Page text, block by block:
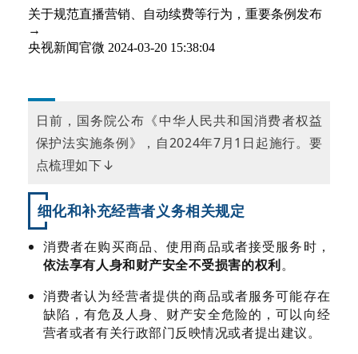
关于规范直播营销、自动续费等行为，重要条例发布
→
央视新闻官微 2024-03-20 15:38:04
日前，国务院公布《中华人民共和国消费者权益
保护法实施条例》，自2024年7月1日起施行。要
点梳理如下↓
细化和补充经营者义务相关规定
消费者在购买商品、使用商品或者接受服务时，
依法享有人身和财产安全不受损害的权利。
消费者认为经营者提供的商品或者服务可能存在
缺陷，有危及人身、财产安全危险的，可以向经
营者或者有关行政部门反映情况或者提出建议。